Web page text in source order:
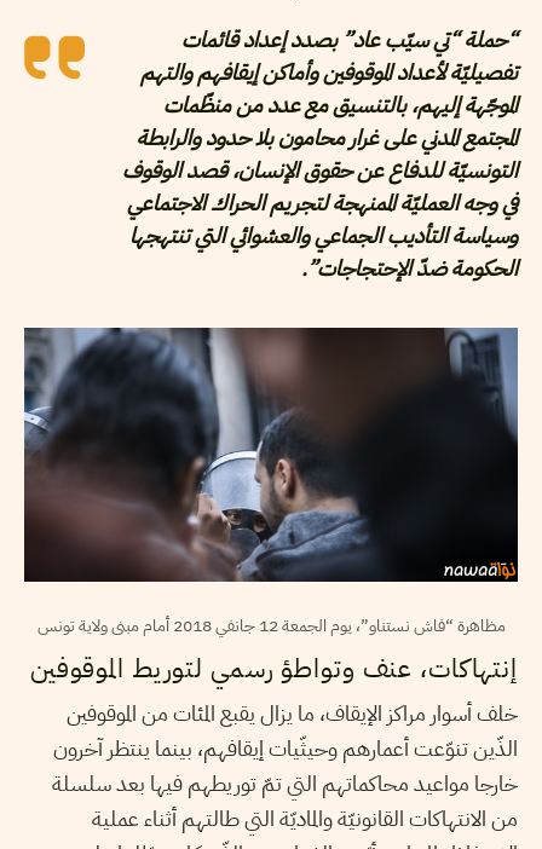
“حملة “تي سيّب عاد” بصدد إعداد قائمات
تفصيليّة لأعداد الموقوفين وأماكن إيقافهم والتهم
الموجّهة إليهم، بالتنسيق مع عدد من منظّمات
المجتمع المدني على غرار محامون بلا حدود والرابطة
التونسيّة للدفاع عن حقوق الإنسان، قصد الوقوف
في وجه العمليّة الممنهجة لتجريم الحراك الاجتماعي
وسياسة التأديب الجماعي والعشوائي التي تنتهجها
الحكومة ضدّ الإحتجاجات”.
مظاهرة “فاش نستناو”، يوم الجمعة 12 جانفي 2018 أمام مبنى ولاية تونس
إنتهاكات، عنف وتواطؤ رسمي لتوريط الموقوفين
خلف أسوار مراكز الإيقاف، ما يزال يقبع المئات من الموقوفين
الذّين تنوّعت أعمارهم وحيثّيات إيقافهم، بينما ينتظر آخرون
خارجا مواعيد محاكماتهم التي تمّ توريطهم فيها بعد سلسلة
من الانتهاكات القانونيّة والماديّة التي طالتهم أثناء عملية